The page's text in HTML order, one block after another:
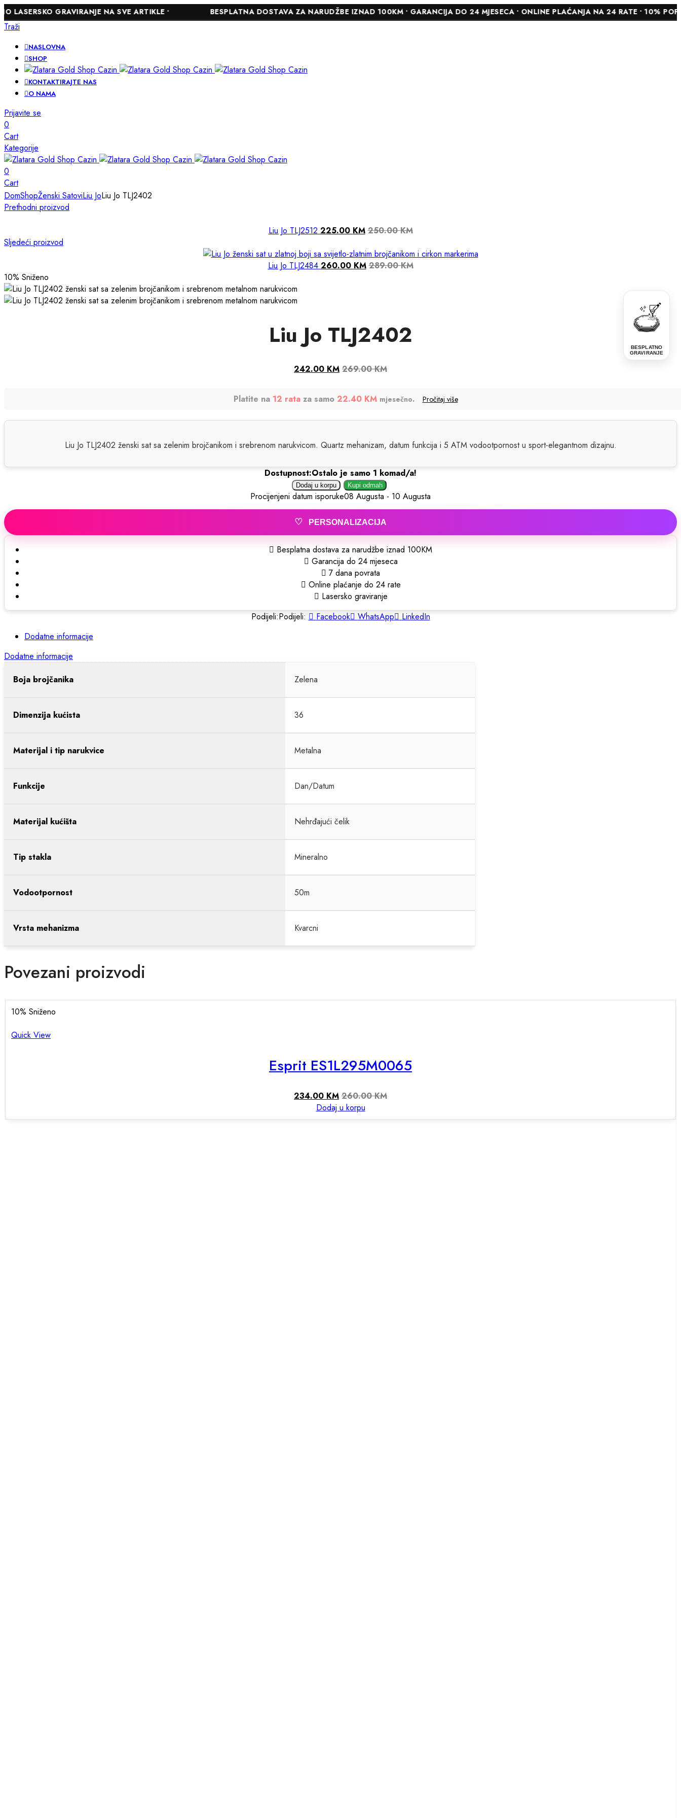
GRAVIRANJE NA SVE ARTIKLE • BESPLATNA DOSTAVA ZA NARUDŽBE IZNAD 100KM • GARANCIJA DO 24 MJESECA • ONLINE PLAĆANJA NA 24 RATE • 10% POPUSTA
Traži
NASLOVNA
SHOP
KONTAKTIRAJTE NAS
O NAMA
Prijavite se
0
Cart
Kategorije
0
Cart
DomShopŽenski SatoviLiu JoLiu Jo TLJ2402
Prethodni proizvod
Liu Jo TLJ2512 225.00 KM 250.00KM
Sljedeći proizvod
Liu Jo TLJ2484 260.00 KM 289.00KM
10% Sniženo
BESPLATNO
GRAVIRANJE
Liu Jo TLJ2402
242.00 KM 269.00KM
Platite na24 rateza samo11.38 KM mjesečno. Pročitaj više
Liu Jo TLJ2402 ženski sat sa zelenim brojčanikom i srebrenom narukvicom. Quartz mehanizam, datum funkcija i 5 ATM vodootpornost u sport-elegantnom dizajnu.
Dostupnost:Ostalo je samo 1 komad/a!
Dodaj u korpu Kupi odmah
Procijenjeni datum isporuke08 Augusta - 10 Augusta
♡ PERSONALIZACIJA
Besplatna dostava za narudžbe iznad 100KM
Garancija do 24 mjeseca
7 dana povrata
Online plaćanje do 24 rate
Lasersko graviranje
Podijeli:Podijeli: Facebook WhatsApp
LinkedIn
Dodatne informacije
Dodatne informacije
Boja brojčanika
Zelena
Dimenzija kućista 36
Materijal i tip narukvice Metalna
Funkcije Dan/Datum
Materijal kućišta Nehrđajući čelik
Tip stakla Mineralno
Vodootpornost 50m
Vrsta mehanizma Kvarcni
Povezani proizvodi
10% Sniženo
Quick View
Esprit ES1L295M0065
234.00 KM 260.00KM
Dodaj u korpu